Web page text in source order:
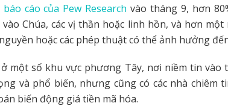
báo cáo của Pew Research vào tháng 9, hơn
Chúa, các vị thần hoặc linh hồn, và hơn
hoặc các phép thuật có thể ảnh hưởng
ở một số khu vực phương Tây, nơi niềm tin
và phổ biến, nhưng cũng có các nhà chiêm
biến động giá tiền mã hóa.